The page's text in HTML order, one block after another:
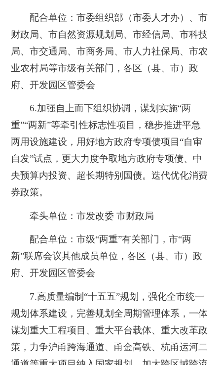
配合单位：市委组织部（市委人才办）、市
财政局、市自然资源规划局、市经信局、市科技
局、市交通局、市商务局、市人力社保局、市农
业农村局等市级有关部门，各区（县、市）政
府、开发园区管委会
6.加强自上而下组织协调，谋划实施“两
重”“两新”等牵引性标志性项目，稳步推进平急
两用设施建设，用好地方政府专项债项目“自审
自发”试点，更大力度争取地方政府专项债、中
央预算内投资、超长期特别国债。迭代优化消费
券政策。
牵头单位：市发改委 市财政局
配合单位：市级“两重”有关部门，市“两
新”联席会议其他成员单位，各区（县、市）政
府、开发园区管委会
7.高质量编制“十五五”规划，强化全市统一
规划体系建设，完善规划全周期管理体系，一体
谋划重大工程项目、重大平台载体、重大改革政
策，力争沪甬跨海通道、甬金高铁、杭甬运河二